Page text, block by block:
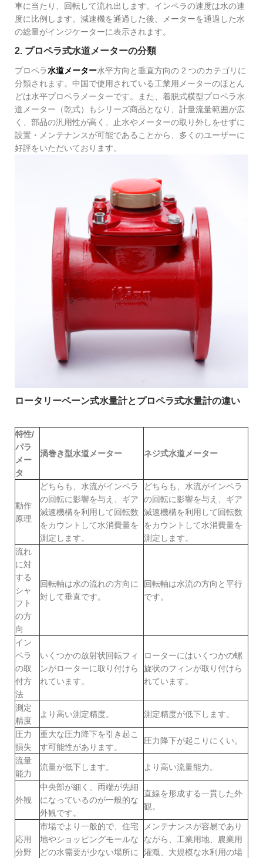
車に当たり、回転して流れ出します。インペラの速度は水の速
度に比例します。減速機を通過した後、メーターを通過した水
の総量がインジケーターに表示されます。
2. プロペラ式水道メーターの分類
プロペラ水道メーター水平方向と垂直方向の 2 つのカテゴリに
分類されます。中国で使用されている工業用メーターのほとん
どは水平プロペラメーターです。また、着脱式横型プロペラ水
道メーター（乾式）もシリーズ商品となり、計量流量範囲が広
く、部品の汎用性が高く、止水やメーターの取り外しをせずに
設置・メンテナンスが可能であることから、多くのユーザーに
好評をいただいております。
ロータリーベーン式水量計とプロペラ式水量計の違い
特性/
パラ
メー
タ
渦巻き型水道メーター ネジ式水道メーター
動作
原理
どちらも、水流がインペラ
の回転に影響を与え、ギア
減速機構を利用して回転数
をカウントして水消費量を
測定します。
どちらも、水流がインペラ
の回転に影響を与え、ギア
減速機構を利用して回転数
をカウントして水消費量を
測定します。
流れ
に対
する
シャ
フト
の方
向
回転軸は水の流れの方向に
対して垂直です。
回転軸は水流の方向と平行
です。
イン
ペラ
の取
付方
法
いくつかの放射状回転フィ
ンがローターに取り付けら
れています。
ローターにはいくつかの螺
旋状のフィンが取り付けら
れています。
測定
精度
より高い測定精度。 測定精度が低下します。
圧力
損失
重大な圧力降下を引き起こ
す可能性があります。
圧力降下が起こりにくい。
流量
能力
流量が低下します。 より高い流量能力。
外観
中央部が細く、両端が先細
になっているのが一般的な
外観です。
直線を形成する一貫した外
観。
応用
分野
市場でより一般的で、住宅
地やショッピングモールな
どの水需要が少ない場所に
メンテナンスが容易であり
ながら、工業用地、農業用
灌漑、大規模な水利用の場